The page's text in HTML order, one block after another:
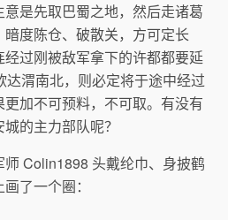
是先取巴蜀之地，然后走诸葛
度陈仓、破散关，方可定长
过刚被敌军拿下的许都都要延
渭南北，则必定将于途中经过
加不可预料，不可取。有没有
的主力部队呢？
Colin1898 头戴纶巾、身披鹤
了一个圈：